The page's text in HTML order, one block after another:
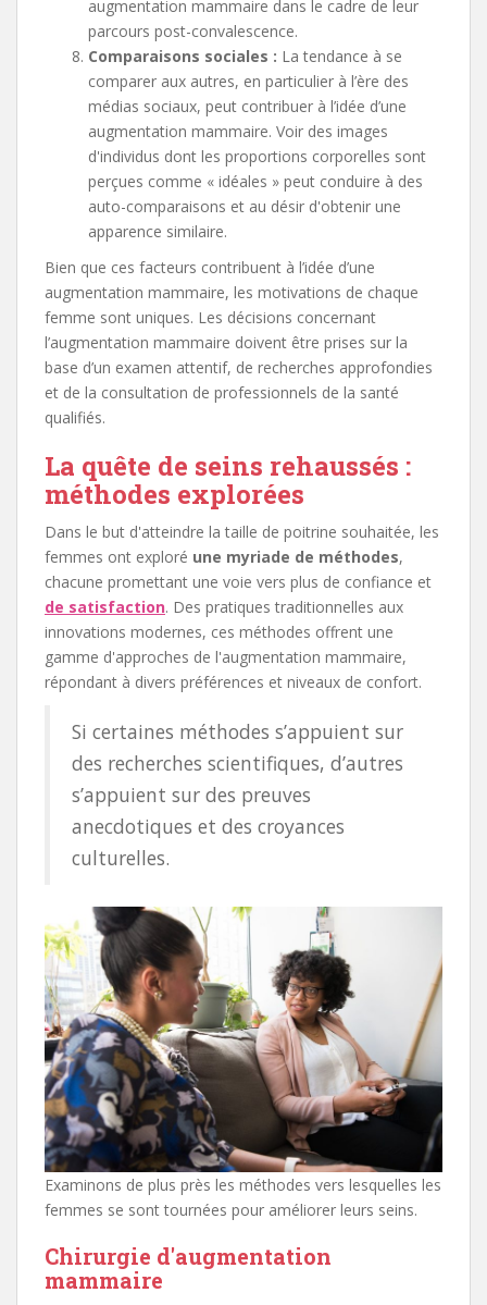
augmentation mammaire dans le cadre de leur
parcours post-convalescence.
Comparaisons sociales : La tendance à se
comparer aux autres, en particulier à l’ère des
médias sociaux, peut contribuer à l’idée d’une
augmentation mammaire. Voir des images
d'individus dont les proportions corporelles sont
perçues comme « idéales » peut conduire à des
auto-comparaisons et au désir d'obtenir une
apparence similaire.
Bien que ces facteurs contribuent à l’idée d’une
augmentation mammaire, les motivations de chaque
femme sont uniques. Les décisions concernant
l’augmentation mammaire doivent être prises sur la
base d’un examen attentif, de recherches approfondies
et de la consultation de professionnels de la santé
qualifiés.
La quête de seins rehaussés :
méthodes explorées
Dans le but d'atteindre la taille de poitrine souhaitée, les
femmes ont exploré une myriade de méthodes,
chacune promettant une voie vers plus de confiance et
de satisfaction. Des pratiques traditionnelles aux
innovations modernes, ces méthodes offrent une
gamme d'approches de l'augmentation mammaire,
répondant à divers préférences et niveaux de confort.
Si certaines méthodes s’appuient sur
des recherches scientifiques, d’autres
s’appuient sur des preuves
anecdotiques et des croyances
culturelles.
Examinons de plus près les méthodes vers lesquelles les
femmes se sont tournées pour améliorer leurs seins.
Chirurgie d'augmentation
mammaire